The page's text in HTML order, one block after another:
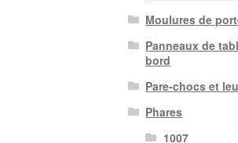
Moulures de
Panneaux de
bord
Pare-chocs et
Phares
1007